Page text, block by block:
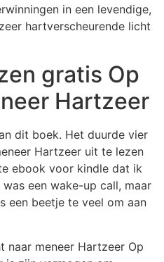
in een levendige,
hartverscheurende licht
gratis Op
Hartzeer
dit boek. Het duurde vier
Hartzeer uit te lezen
ebook voor kindle dat ik
een wake-up call, maar
een beetje te veel om aan
naar meneer Hartzeer Op